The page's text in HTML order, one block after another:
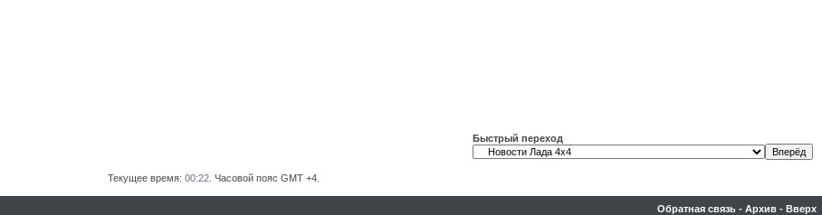
Быстрый переход
Текущее время: 00:22 . Часовой пояс GMT +4.
Обратная связь - Архив - Вверх